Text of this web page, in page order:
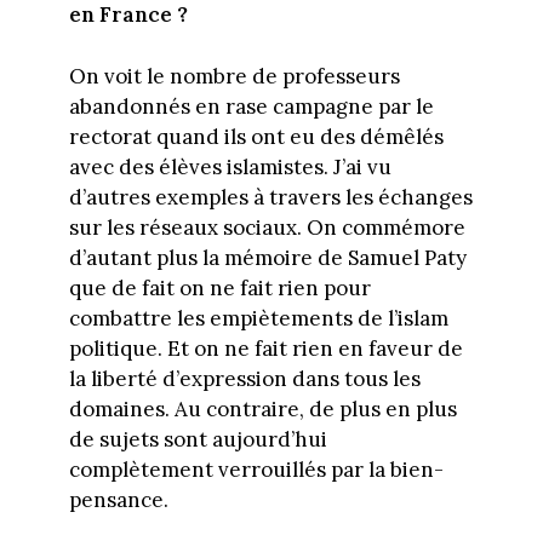
en France ?
On voit le nombre de professeurs
abandonnés en rase campagne par le
rectorat quand ils ont eu des démêlés
avec des élèves islamistes. J’ai vu
d’autres exemples à travers les échanges
sur les réseaux sociaux. On commémore
d’autant plus la mémoire de Samuel Paty
que de fait on ne fait rien pour
combattre les empiètements de l’islam
politique. Et on ne fait rien en faveur de
la liberté d’expression dans tous les
domaines. Au contraire, de plus en plus
de sujets sont aujourd’hui
complètement verrouillés par la bien-
pensance.